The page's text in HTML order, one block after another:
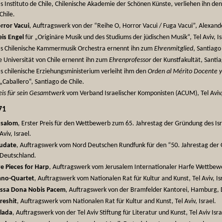
Instituto de Chile, Chilenische Akademie der Schönen Künste, verliehen ihn
Chile.
Vacui, Auftragswerk von der “Reihe O, Horror Vacui / Fuga Vacui”,
Engel für „Originäre Musik und des Studiums der jüdischen Musik“, Tel Aviv,
Chilenische Kammermusik Orchestra ernennt ihn zum Ehrenmitglied,
Universität von Chile ernennt ihn zum Ehrenprofessor der Kunstfakultät,
chilenische Erziehungsministerium verleiht ihm den Orden al Mérito Docente
„Caballero“, Santiago de Chile.
für sein Gesamtwerkvom Verband Israelischer Komponisten (ACUM), Tel
, Erster Preis für den Wettbewerb zum 65. Jahrestag der Gründung des
Aviv, Israel.
, Auftragswerk vom Nord Deutschen Rundfunk für den “50. Jahrestag der
Deutschland.
Pieces for Harp, Auftragswerk vom Jerusalem Internationaler Harfe
Quartet, Auftragswerk vom Nationalen Rat für Kultur and Kunst, Tel Aviv,
Dona Nobis Pacem, Auftragswerk von der Bramfelder Kantorei, Hamburg,
, Auftragswerk vom Nationalen Rat für Kultur and Kunst, Tel Aviv, Israel.
, Auftragswerk von der Tel Aviv Stiftung für Literatur und Kunst, Tel Aviv